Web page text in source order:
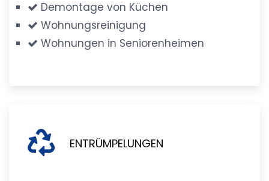
Demontage von Küchen
Wohnungsreinigung
Wohnungen in Seniorenheimen
ENTRÜMPELUNGEN